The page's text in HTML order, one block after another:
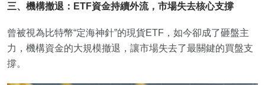
三、機構撤退：ETF資金持續外流，市場失去核心支撐
曾被視為比特幣“定海神針”的現貨ETF，如今卻成了砸盤主
力，機構資金的大規模撤退，讓市場失去了最關鍵的買盤支
撐。